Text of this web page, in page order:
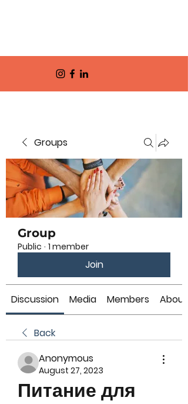
Groups
Group
Public · 1 member
Join
Discussion Media Members About
Back
Anonymous
August 27, 2023
Питание для